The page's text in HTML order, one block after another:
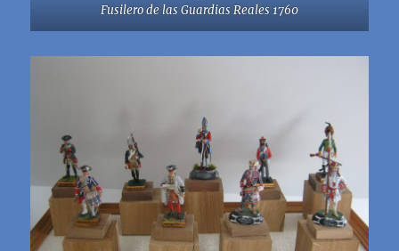
Fusilero de las Guardias Reales 1760